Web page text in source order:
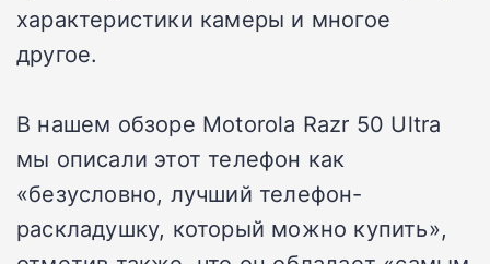
характеристики камеры и многое
другое.
В нашем обзоре Motorola Razr 50 Ultra
мы описали этот телефон как
«безусловно, лучший телефон-
раскладушку, который можно купить»,